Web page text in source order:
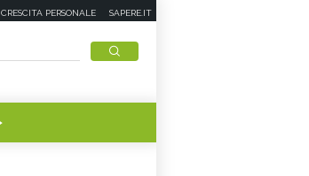
CRESCITA PERSONALE SAPERE.IT